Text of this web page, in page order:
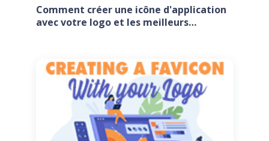
Comment créer une icône d'application
avec votre logo et les meilleurs